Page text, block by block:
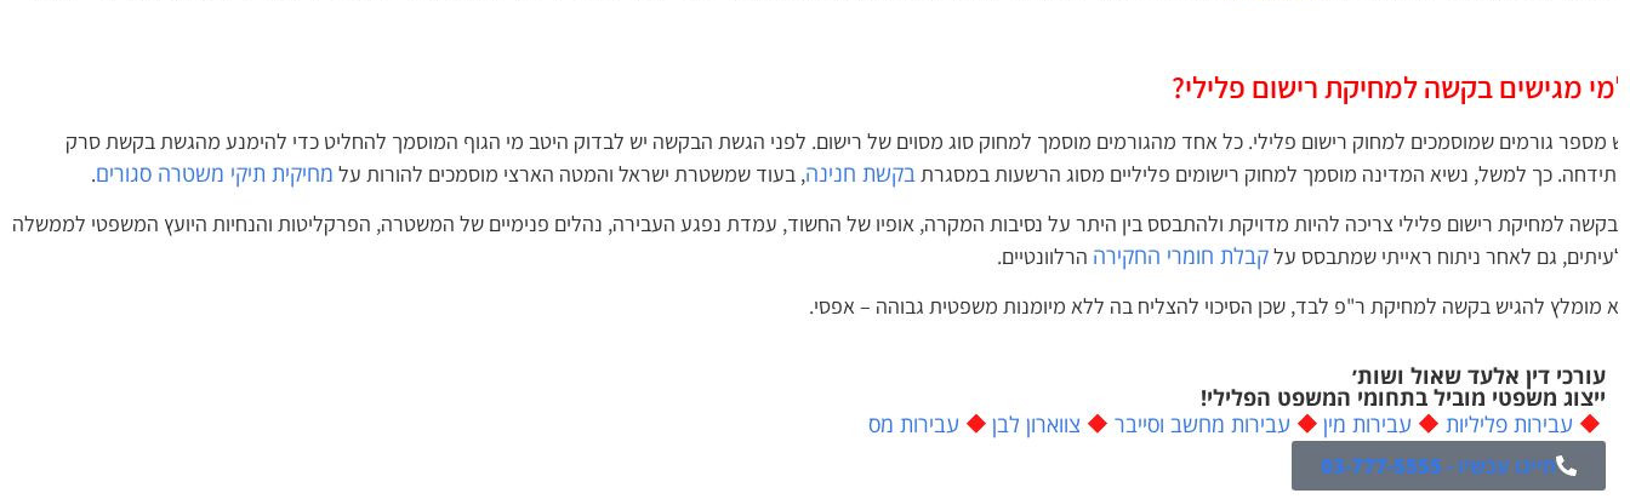
מגישים בקשה למחיקת רישום פלילי?
מספר גורמים שמוסמכים למחוק רישום פלילי. כל אחד מהגורמים מוסמך למחוק סוג מסוים של רישום. לפני הגשת הבקשה יש לבדוק היטב מי הגוף המוסמך להחליט כדי להימנע מהגשת בקשת סרק
כך למשל, נשיא המדינה מוסמך למחוק רישומים פליליים מסוג הרשעות במסגרתבקשת חנינה, בעוד שמשטרת ישראל והמטה הארצי מוסמכים להורות עלמחיקית תיקי משטרה סגורים.
למחיקת רישום פלילי צריכה להיות מדויקת ולהתבסס בין היתר על נסיבות המקרה, אופיו של החשוד, עמדת נפגע העבירה, נהלים פנימיים של המשטרה, הפרקליטות והנחיות היועץ המשפטי לממשלה
גם לאחר ניתוח ראייתי שמתבסס עלקבלת חומרי החקירההרלוונטיים.
מומלץ להגיש בקשה למחיקת ר"פ לבד, שכן הסיכוי להצליח בה ללא מיומנות משפטית גבוהה – אפסי.
עורכי דין אלעד שאול ושות׳
ייצוג משפטי מוביל בתחומי המשפט הפלילי!
עבירות פליליות
עבירות מין עבירות מחשב וסייבר צווארון לבן עבירות מס
חייגו עכשיו - 03-777-5555